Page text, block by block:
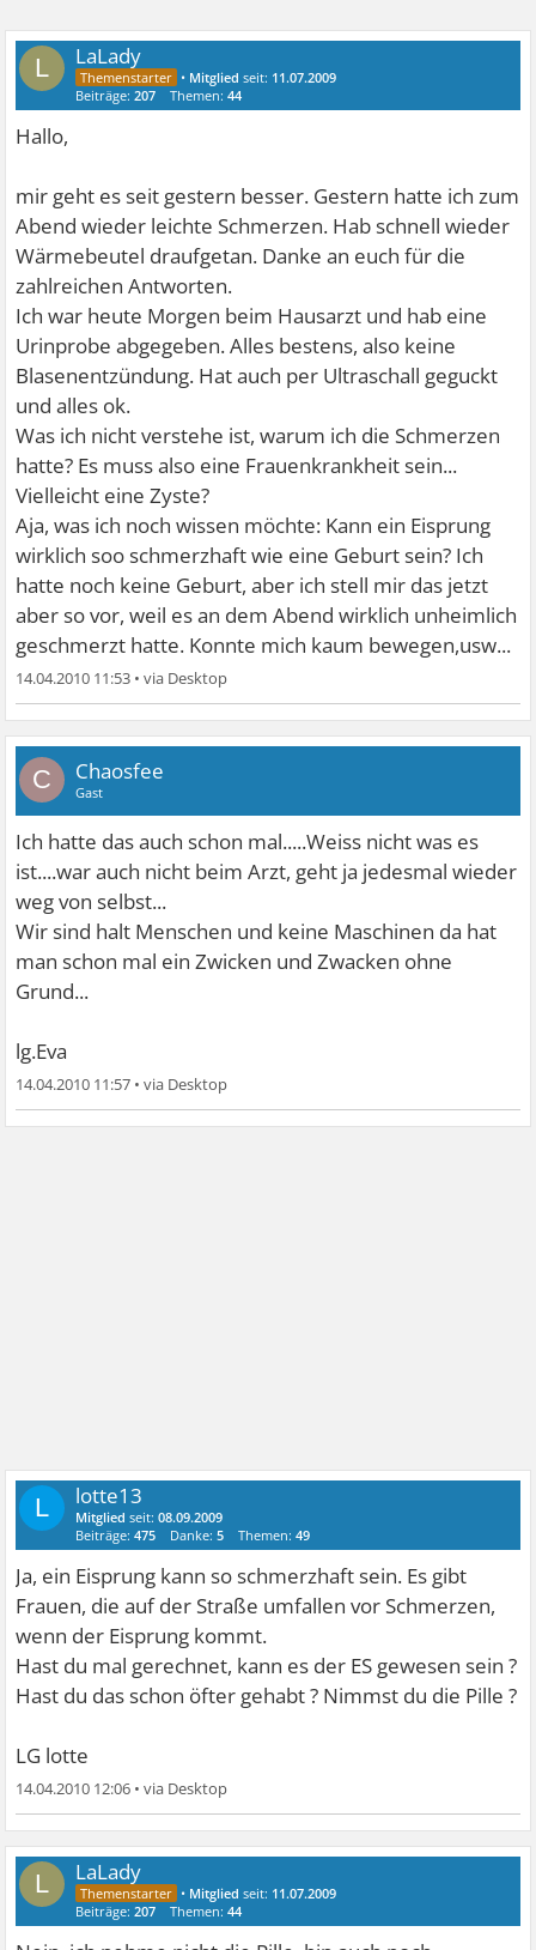
L LaLady
• Mitglied seit: 11.07.2009
Beiträge:207 Themen:44
Hallo,
mir geht es seit gestern besser. Gestern hatte ich zum
Abend wieder leichte Schmerzen. Hab schnell wieder
Wärmebeutel draufgetan. Danke an euch für die
zahlreichen Antworten.
Ich war heute Morgen beim Hausarzt und hab eine
Urinprobe abgegeben. Alles bestens, also keine
Blasenentzündung. Hat auch per Ultraschall geguckt
und alles ok.
Was ich nicht verstehe ist, warum ich die Schmerzen
hatte? Es muss also eine Frauenkrankheit sein...
Vielleicht eine Zyste?
Aja, was ich noch wissen möchte: Kann ein Eisprung
wirklich soo schmerzhaft wie eine Geburt sein? Ich
hatte noch keine Geburt, aber ich stell mir das jetzt
aber so vor, weil es an dem Abend wirklich unheimlich
geschmerzt hatte. Konnte mich kaum bewegen,usw...
14.04.2010 11:53 •
C Chaosfee
Gast
Ich hatte das auch schon mal.....Weiss nicht was es
ist....war auch nicht beim Arzt, geht ja jedesmal wieder
weg von selbst...
Wir sind halt Menschen und keine Maschinen da hat
man schon mal ein Zwicken und Zwacken ohne
Grund...
lg.Eva
14.04.2010 11:57 •
L lotte13
Mitglied seit:08.09.2009
Beiträge:475 Danke:5 Themen:49
Ja, ein Eisprung kann so schmerzhaft sein. Es gibt
Frauen, die auf der Straße umfallen vor Schmerzen,
wenn der Eisprung kommt.
Hast du mal gerechnet, kann es der ES gewesen sein ?
Hast du das schon öfter gehabt ? Nimmst du die Pille ?
LG lotte
14.04.2010 12:06 •
L LaLady
• Mitglied seit: 11.07.2009
Beiträge:207 Themen:44